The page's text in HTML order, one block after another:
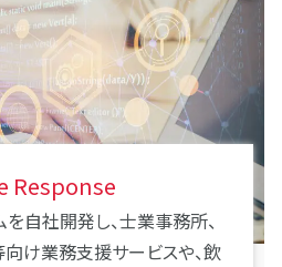
Response
自社開発し、士業事務所、
け業務支援サービスや、飲